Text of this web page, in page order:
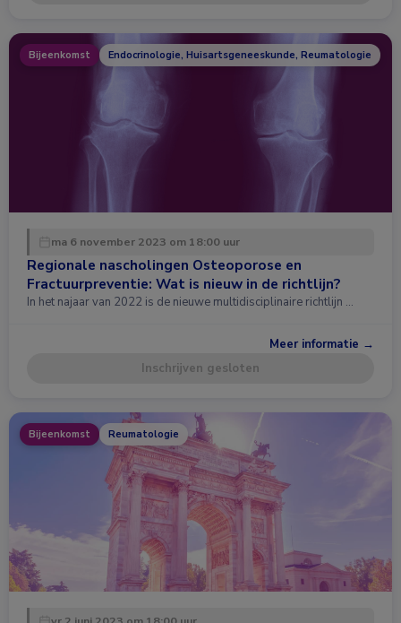
Bijeenkomst Endocrinologie, Huisartsgeneeskunde, Reumatologie
ma 6 november 2023 om 18:00 uur
Regionale nascholingen Osteoporose en
Fractuurpreventie: Wat is nieuw in de richtlijn?
In het najaar van 2022 is de nieuwe multidisciplinaire richtlijn …
Meer informatie →
Inschrijven gesloten
Bijeenkomst Reumatologie